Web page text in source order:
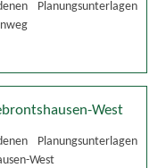
Planungsunterlagen
West
Planungsunterlagen
West